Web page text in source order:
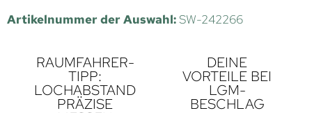
Artikelnummer der Auswahl:SW-242266
RAUMFAHRER-
TIPP:
LOCHABSTAND
PRÄZISE
DEINE
VORTEILE BEI
LGM-
BESCHLAG